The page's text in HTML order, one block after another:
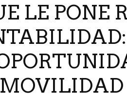
LE PONE